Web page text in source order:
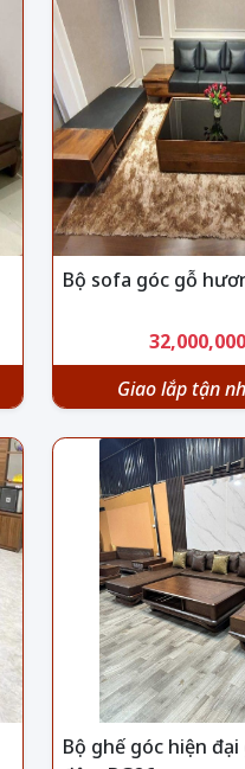
Bộ sofa góc gỗ
Giao lắp tận
Bộ ghế góc hiện đại